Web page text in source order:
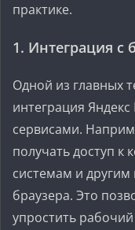
практике.
1. Интеграция с
Одной из главных
интеграция
сервисами.
получать доступ к
системам и
браузера. Это
упростить